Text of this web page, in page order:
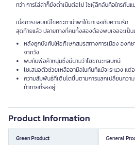
ทว่า การไล่ล่าก็ยังดำเนินต่อไป ไซผู้ลึกลับคือใครกันแ
เมื่อการหลบหนีโชคชะตานำพาให้มาเจอกับความรัก
สุดท้ายแล้ว ปลายทางที่คนทั้งสองต้องพบเจอจะเป็น
หลังถูกบังคับให้อภิเษกสมรสทางการเมือง องค์
จากวัง
พบกับพ่อค้าหนุ่มซึ่งมีนามว่าไซขณะหลบหนี
ไซเสนอตัวช่วยเหลืออามิลในทันทีแม้จะระแวง แ
ความสัมพันธ์ที่เติบโตขึ้นตามการแลกเปลี่ยนควา
ท้าทายที่รออยู่
Product Information
Green Product General